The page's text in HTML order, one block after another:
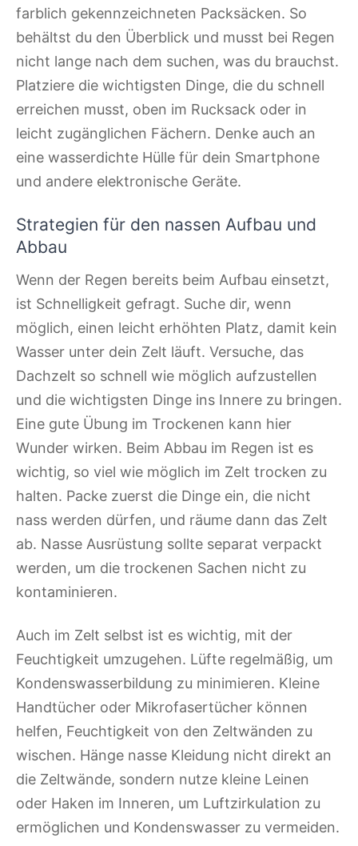
farblich gekennzeichneten Packsäcken. So
behältst du den Überblick und musst bei Regen
nicht lange nach dem suchen, was du brauchst.
Platziere die wichtigsten Dinge, die du schnell
erreichen musst, oben im Rucksack oder in
leicht zugänglichen Fächern. Denke auch an
eine wasserdichte Hülle für dein Smartphone
und andere elektronische Geräte.
Strategien für den nassen Aufbau und
Abbau
Wenn der Regen bereits beim Aufbau einsetzt,
ist Schnelligkeit gefragt. Suche dir, wenn
möglich, einen leicht erhöhten Platz, damit kein
Wasser unter dein Zelt läuft. Versuche, das
Dachzelt so schnell wie möglich aufzustellen
und die wichtigsten Dinge ins Innere zu bringen.
Eine gute Übung im Trockenen kann hier
Wunder wirken. Beim Abbau im Regen ist es
wichtig, so viel wie möglich im Zelt trocken zu
halten. Packe zuerst die Dinge ein, die nicht
nass werden dürfen, und räume dann das Zelt
ab. Nasse Ausrüstung sollte separat verpackt
werden, um die trockenen Sachen nicht zu
kontaminieren.
Auch im Zelt selbst ist es wichtig, mit der
Feuchtigkeit umzugehen. Lüfte regelmäßig, um
Kondenswasserbildung zu minimieren. Kleine
Handtücher oder Mikrofasertücher können
helfen, Feuchtigkeit von den Zeltwänden zu
wischen. Hänge nasse Kleidung nicht direkt an
die Zeltwände, sondern nutze kleine Leinen
oder Haken im Inneren, um Luftzirkulation zu
ermöglichen und Kondenswasser zu vermeiden.